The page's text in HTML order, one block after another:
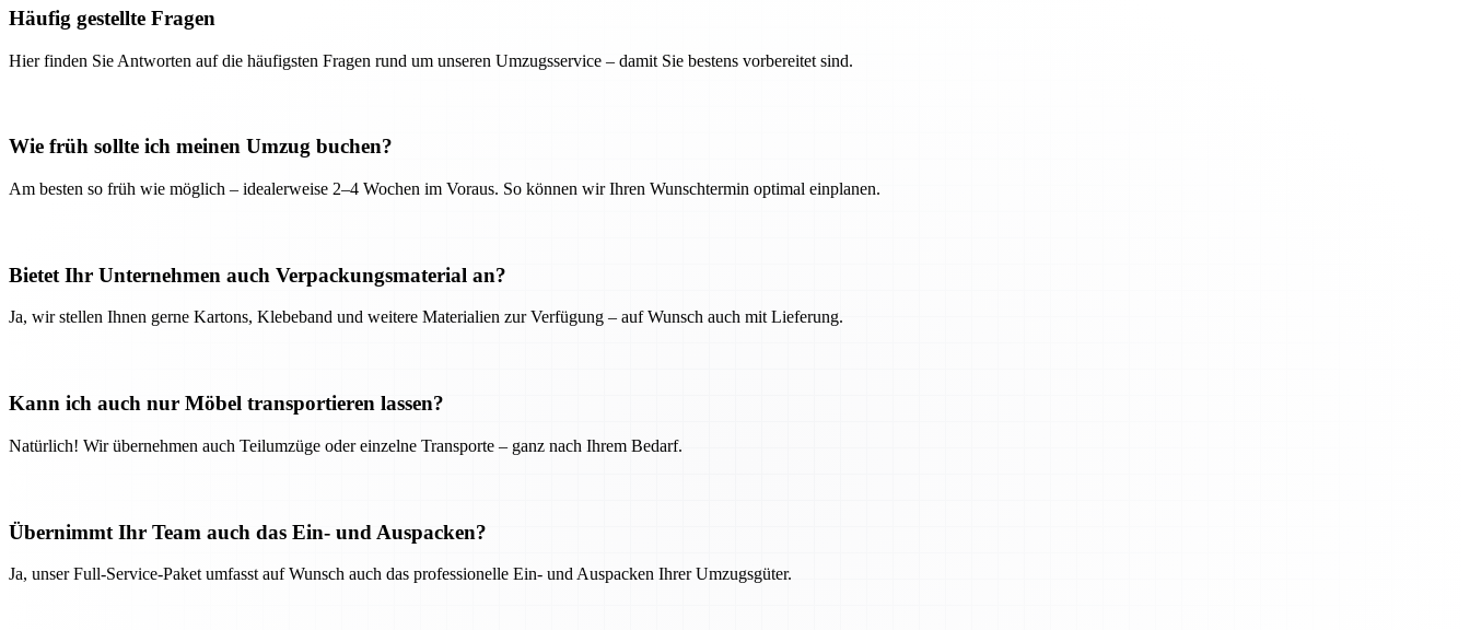
Häufig gestellte Fragen
Hier finden Sie Antworten auf die häufigsten Fragen rund um unseren Umzugsservice – damit Sie bestens vorbereitet sind.
Wie früh sollte ich meinen Umzug buchen?
Am besten so früh wie möglich – idealerweise 2–4 Wochen im Voraus. So können wir Ihren Wunschtermin optimal einplanen.
Bietet Ihr Unternehmen auch Verpackungsmaterial an?
Ja, wir stellen Ihnen gerne Kartons, Klebeband und weitere Materialien zur Verfügung – auf Wunsch auch mit Lieferung.
Kann ich auch nur Möbel transportieren lassen?
Natürlich! Wir übernehmen auch Teilumzüge oder einzelne Transporte – ganz nach Ihrem Bedarf.
Übernimmt Ihr Team auch das Ein- und Auspacken?
Ja, unser Full-Service-Paket umfasst auf Wunsch auch das professionelle Ein- und Auspacken Ihrer Umzugsgüter.